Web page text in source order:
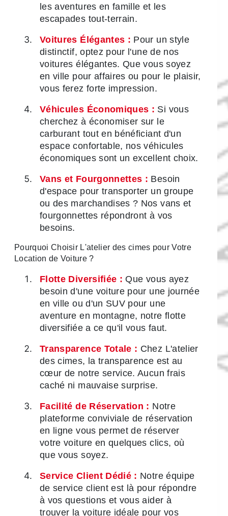
les aventures en famille et les
escapades tout-terrain.
Voitures Élégantes : Pour un style
distinctif, optez pour l'une de nos
voitures élégantes. Que vous soyez
en ville pour affaires ou pour le plaisir,
vous ferez forte impression.
Véhicules Économiques : Si vous
cherchez à économiser sur le
carburant tout en bénéficiant d'un
espace confortable, nos véhicules
économiques sont un excellent choix.
Vans et Fourgonnettes : Besoin
d'espace pour transporter un groupe
ou des marchandises ? Nos vans et
fourgonnettes répondront à vos
besoins.
Pourquoi Choisir L'atelier des cimes pour Votre
Location de Voiture ?
Flotte Diversifiée : Que vous ayez
besoin d'une voiture pour une journée
en ville ou d'un SUV pour une
aventure en montagne, notre flotte
diversifiée a ce qu'il vous faut.
Transparence Totale : Chez L'atelier
des cimes, la transparence est au
cœur de notre service. Aucun frais
caché ni mauvaise surprise.
Facilité de Réservation : Notre
plateforme conviviale de réservation
en ligne vous permet de réserver
votre voiture en quelques clics, où
que vous soyez.
Service Client Dédié : Notre équipe
de service client est là pour répondre
à vos questions et vous aider à
trouver la voiture idéale pour vos